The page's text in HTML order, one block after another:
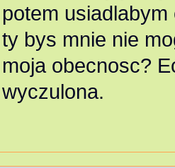
potem
ty bys mnie nie
moja obecnosc?
wyczulona.